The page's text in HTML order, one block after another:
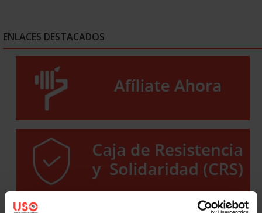
ENLACES DESTACADOS